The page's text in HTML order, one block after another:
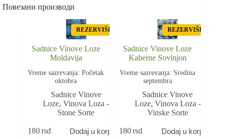
Повезани производи
REZERVIŠI
Sadnice Vinove Loze
Moldavija
Vreme sazrevanja: Početak
oktobra
Sadnice Vinove
Loze,Vinova Loza -
Stone Sorte
180rsd Dodaj u korpu
REZERVIŠI
Sadnice Vinove Loze
Kaberne Sovinjon
Vreme sazrevanja: Sredina
septembra
Sadnice Vinove
Loze, Vinova Loza -
Vinske Sorte
180 rsd Dodaj u korpu